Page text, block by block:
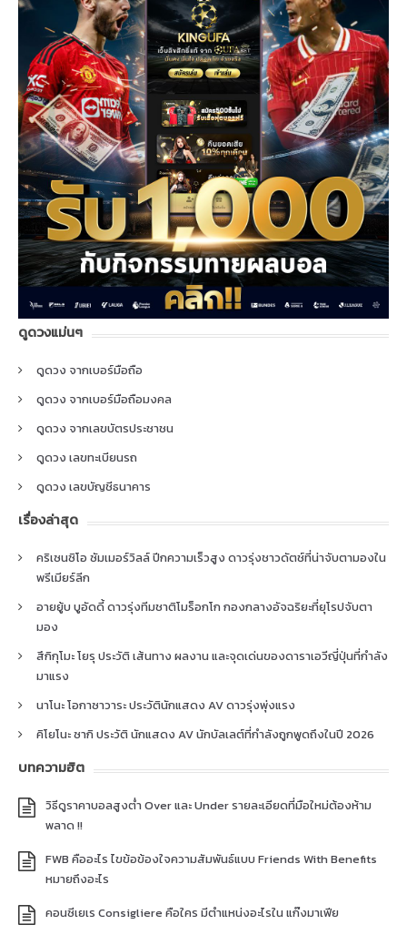
ดูดวงแม่นๆ
ดูดวง จากเบอร์มือถือ
ดูดวง จากเบอร์มือถือมงคล
ดูดวง จากเลขบัตรประชาชน
ดูดวง เลขทะเบียนรถ
ดูดวง เลขบัญชีธนาคาร
เรื่องล่าสุด
คริเซนซิโอ ซัมเมอร์วิลล์ ปีกความเร็วสูง ดาวรุ่งชาวดัตช์ที่น่าจับตามองใน
พรีเมียร์ลีก
อายยู้บ บูอัดดี้ ดาวรุ่งทีมชาติโมร็อกโก กองกลางอัจฉริยะที่ยุโรปจับตา
มอง
สึกิกุโมะ โยรุ ประวัติ เส้นทาง ผลงาน และจุดเด่นของดาราเอวีญี่ปุ่นที่กำลัง
มาแรง
นาโนะ โอกาซาวาระ ประวัตินักแสดง AV ดาวรุ่งพุ่งแรง
คิโยโนะ ซากิ ประวัติ นักแสดง AV นักบัลเลต์ที่กำลังถูกพูดถึงในปี 2026
บทความฮิต
วิธีดูราคาบอลสูงต่ำ Over และ Under รายละเอียดที่มือใหม่ต้องห้าม
พลาด !!
FWB คืออะไร ไขข้อข้องใจความสัมพันธ์แบบ Friends With Benefits
หมายถึงอะไร
คอนซีเยเร Consigliere คือใคร มีตำแหน่งอะไรใน แก๊งมาเฟีย